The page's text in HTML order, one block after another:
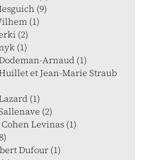
(9)
(1)
(2)
(1)
Arnaud (1)
et Jean-Marie Straub
(1)
(2)
Levinas (1)
Dufour (1)